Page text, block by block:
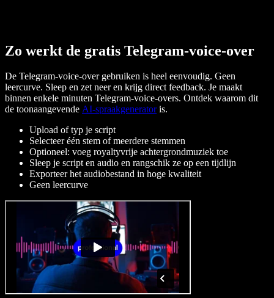
Zo werkt de gratis Telegram-voice-over
De Telegram-voice-over gebruiken is heel eenvoudig. Geen
leercurve. Sleep en zet neer en krijg direct feedback. Je maakt
binnen enkele minuten Telegram-voice-overs. Ontdek waarom dit
de toonaangevende AI-spraakgeneratoris.
Upload of typ je script
Selecteer één stem of meerdere stemmen
Optioneel: voeg royaltyvrije achtergrondmuziek toe
Sleep je script en audio en rangschik ze op een tijdlijn
Exporteer het audiobestand in hoge kwaliteit
Geen leercurve